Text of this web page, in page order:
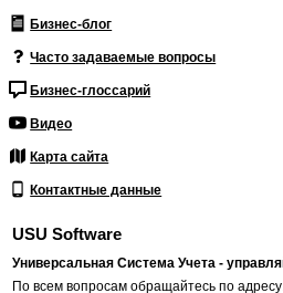
Бизнес-блог
Часто задаваемые вопросы
Бизнес-глоссарий
Видео
Карта сайта
Контактные данные
USU Software
Универсальная Система Учета -
По всем вопросам обращайтесь по